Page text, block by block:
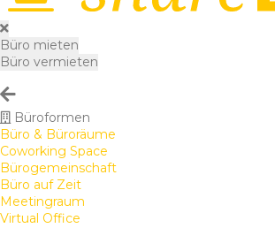
Büro mieten
Büro vermieten
Büroformen
Büro & Büroräume
Coworking Space
Bürogemeinschaft
Büro auf Zeit
Meetingraum
Virtual Office